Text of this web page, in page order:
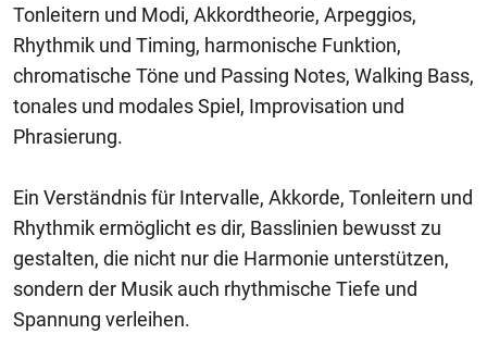
Tonleitern und Modi, Akkordtheorie, Arpeggios,
Rhythmik und Timing, harmonische Funktion,
chromatische Töne und Passing Notes, Walking Bass,
tonales und modales Spiel, Improvisation und
Phrasierung.
Ein Verständnis für Intervalle, Akkorde, Tonleitern und
Rhythmik ermöglicht es dir, Basslinien bewusst zu
gestalten, die nicht nur die Harmonie unterstützen,
sondern der Musik auch rhythmische Tiefe und
Spannung verleihen.